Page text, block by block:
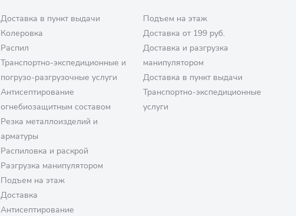
Доставка в пункт выдачи
Колеровка
Распил
Транспортно-экспедиционные и
погрузо-разгрузочные услуги
Антисептирование
огнебиозащитным составом
Резка металлоизделий и
арматуры
Распиловка и раскрой
Разгрузка манипулятором
Подъем на этаж
Доставка
Антисептирование
Подъем на этаж
Доставка от 199 руб.
Доставка и разгрузка
манипулятором
Доставка в пункт выдачи
Транспортно-экспедиционные
услуги